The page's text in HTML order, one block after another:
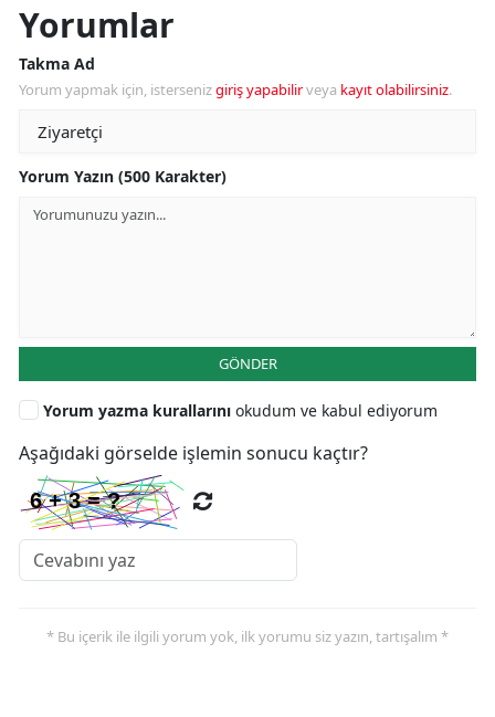
Yorumlar
Takma Ad
Yorum yapmak için, istersenizgiriş yapabilirveya kayıt olabilirsiniz.
Yorum Yazın (500 Karakter)
GÖNDER
Yorum yazma kurallarını okudum ve kabul ediyorum
Aşağıdaki görselde işlemin sonucu kaçtır?
* Bu içerik ile ilgili yorum yok, ilk yorumu siz yazın, tartışalım *